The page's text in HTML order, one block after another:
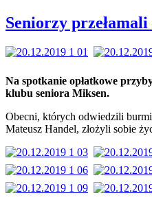
Seniorzy przełamali
Na spotkanie opłatkowe
klubu seniora Miksen.
Obecni, których odwiedzili
Mateusz Handel, złożyli sobie